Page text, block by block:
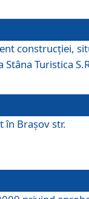
construcției,
Turistica
în Brașov str.